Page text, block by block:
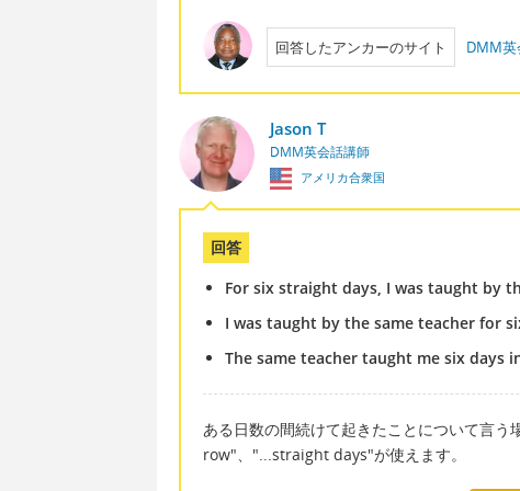
回答したアンカーのサイト DMM英
Jason T
DMM英会話講師
アメリカ合衆国
回答
For six straight days, I was taught by
I was taught by the same teacher for
The same teacher taught me six days
ある日数の間続けて起きたことについて言
row"、"...straight days"が使えます。